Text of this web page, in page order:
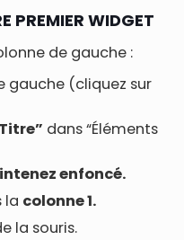
PREMIER WIDGET
de gauche :
gauche (cliquez sur
dans “Éléments
enfoncé.
la colonne 1.
la souris.